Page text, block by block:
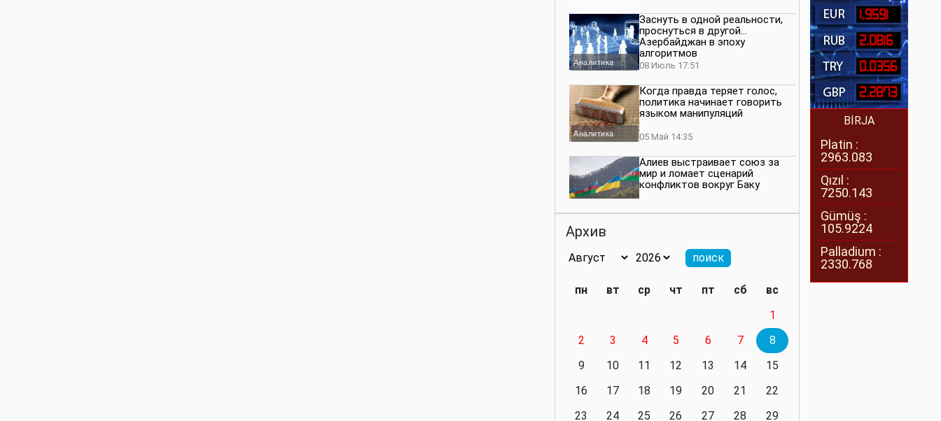
Аналитика
Заснуть в одной реальности,
проснуться в другой…
Азербайджан в эпоху
алгоритмов
08 Июль 17:51
Аналитика
Когда правда теряет голос,
политика начинает говорить
языком манипуляций
05 Май 14:35
Алиев выстраивает союз за
мир и ломает сценарий
конфликтов вокруг Баку
значимость региона
нейтралитета больше не будет
Политика
президенту приходится все
делать самому
Архив
пн вт ср чт пт сб
вс
1
2
3 4 5 6 7
8
9
10 11 12 13 14
15
16
17 18 19 20 21
22
23
24 25 26 27 28
29
1.9591
2.0816
0.0356
2.2873
BİRJA
Platin :
2963.083
Qızıl :
7250.143
Gümüş :
105.9224
Palladium :
2330.768